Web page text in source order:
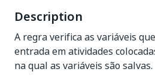
Description
A regra verifica as variáveis
entrada em atividades
na qual as variáveis são salvas.